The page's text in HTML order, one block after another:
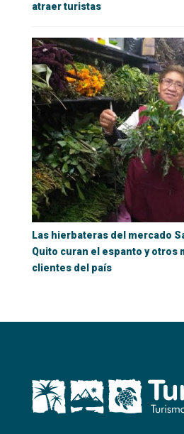
atraer turistas
Las hierbateras del mercado
Quito curan el espanto y otros
clientes del país